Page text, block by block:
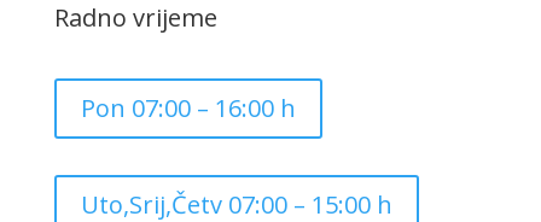
Radno vrijeme
Pon 07:00 – 16:00 h
Uto,Srij,Četv 07:00 – 15:00 h